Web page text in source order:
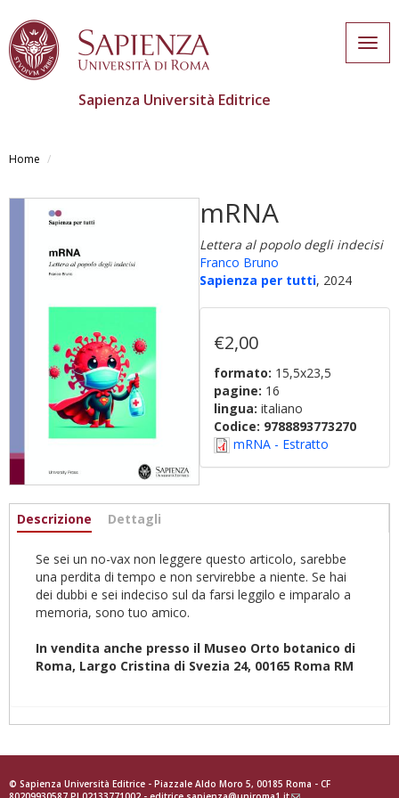
contenuto
Sapienza Università Editrice
Home
mRNA
Lettera al popolo degli indecisi
Franco Bruno
Sapienza per tutti, 2024
€2,00
formato: 15,5x23,5
pagine: 16
lingua: italiano
Codice: 9788893773270
mRNA - Estratto
Informazioni
Descrizione (scheda
Dettagli
Se sei un no-vax non leggere questo articolo, sarebbe
una perdita di tempo e non servirebbe a niente. Se hai
dei dubbi e sei indeciso sul da farsi leggilo e imparalo a
memoria, sono tuo amico.
In vendita anche presso il Museo Orto botanico di
Roma, Largo Cristina di Svezia 24, 00165 Roma RM
© Sapienza Università Editrice - Piazzale Aldo Moro 5, 00185 Roma - CF